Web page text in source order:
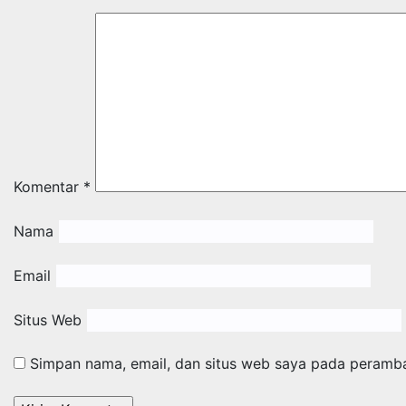
Komentar *
Nama
Email
Situs Web
Simpan nama, email, dan situs web saya pada